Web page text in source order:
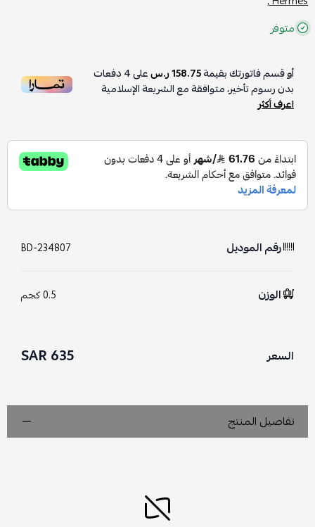
متوفر
أو قسم فاتورتك بقيمة158.75 ر.س على4دفعات
بدون رسوم تأخير، متوافقة مع الشريعة الإسلامية
اعرف أكثر
رقم الموديل BD-234807
الوزن 0.5 كجم
السعر 635 SAR
تفاصيل المنتج